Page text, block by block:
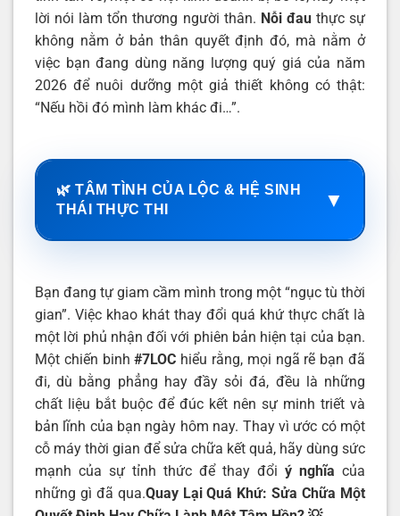
lời nói làm tổn thương người thân. Nỗi đauthực sự
không nằm ở bản thân quyết định đó, mà nằm ở
việc bạn đang dùng năng lượng quý giá của năm
2026 để nuôi dưỡng một giả thiết không có thật:
“Nếu hồi đó mình làm khác đi…”.
🌿 TÂM TÌNH CỦA LỘC & HỆ SINH
THÁI THỰC THI
▼
Bạn đang tự giam cầm mình trong một “ngục tù thời
gian”. Việc khao khát thay đổi quá khứ thực chất là
một lời phủ nhận đối với phiên bản hiện tại của bạn.
Một chiến binh#7LOC hiểu rằng, mọi ngã rẽ bạn đã
đi, dù bằng phẳng hay đầy sỏi đá, đều là những
chất liệu bắt buộc để đúc kết nên sự minh triết và
bản lĩnh của bạn ngày hôm nay. Thay vì ước có một
cỗ máy thời gian để sửa chữa kết quả, hãy dùng sức
mạnh của sự tỉnh thức để thay đổi ý nghĩa của
những gì đã qua.Quay Lại Quá Khứ: Sửa Chữa Một